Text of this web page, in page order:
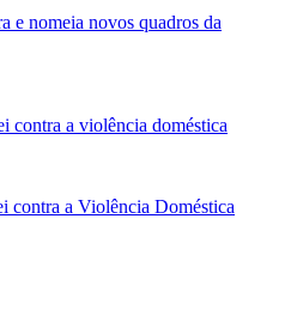
e nomeia novos quadros da
contra a violência doméstica
contra a Violência Doméstica